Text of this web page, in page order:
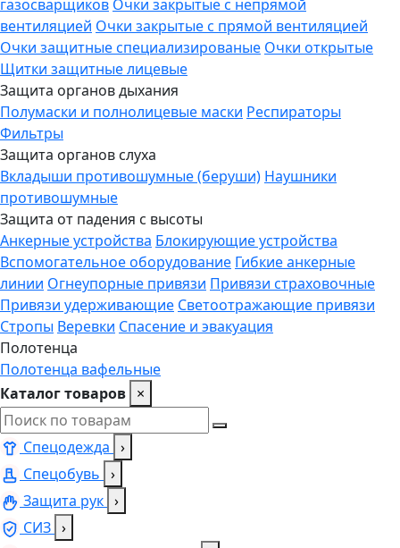
газосварщиков Очки закрытые с непрямой
вентиляцией Очки закрытые с прямой вентиляцией
Очки защитные специализированые Очки открытые
Щитки защитные лицевые
Защита органов дыхания
Полумаски и полнолицевые маски Респираторы
Фильтры
Защита органов слуха
Вкладыши противошумные (беруши) Наушники
противошумные
Защита от падения с высоты
Анкерные устройства Блокирующие устройства
Вспомогательное оборудование Гибкие анкерные
линии Огнеупорные привязи Привязи страховочные
Привязи удерживающие Светоотражающие привязи
Стропы Веревки Спасение и эвакуация
Полотенца
Полотенца вафельные
Каталог товаров ×
Спецодежда ›
Спецобувь ›
Защита рук ›
СИЗ ›